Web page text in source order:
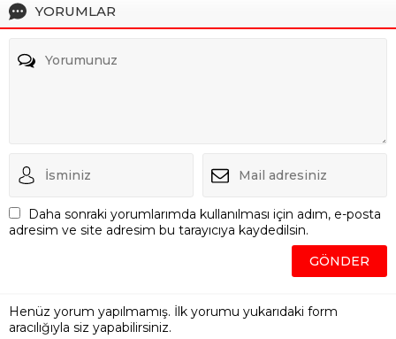
YORUMLAR
Daha sonraki yorumlarımda kullanılması için adım, e-posta
adresim ve site adresim bu tarayıcıya kaydedilsin.
Henüz yorum yapılmamış. İlk yorumu yukarıdaki form
aracılığıyla siz yapabilirsiniz.